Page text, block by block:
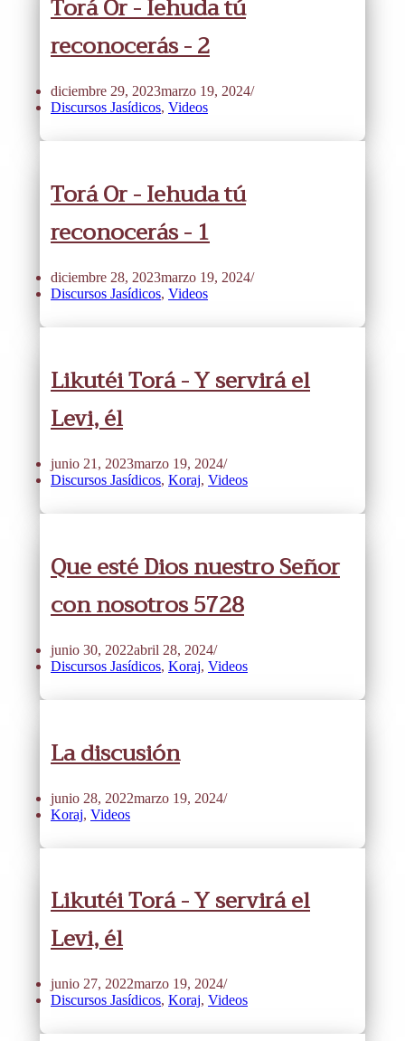
Torá Or - Iehuda tú
reconocerás - 2
diciembre 29, 2023marzo 19, 2024
Discursos Jasídicos, Videos
Torá Or - Iehuda tú
reconocerás - 1
diciembre 28, 2023marzo 19, 2024
Discursos Jasídicos, Videos
Likutéi Torá - Y servirá el
Levi, él
junio 21, 2023marzo 19, 2024
Discursos Jasídicos, Koraj, Videos
Que esté Dios nuestro Señor
con nosotros 5728
junio 30, 2022abril 28, 2024
Discursos Jasídicos, Koraj, Videos
La discusión
junio 28, 2022marzo 19, 2024
Koraj, Videos
Likutéi Torá - Y servirá el
Levi, él
junio 27, 2022marzo 19, 2024
Discursos Jasídicos, Koraj, Videos